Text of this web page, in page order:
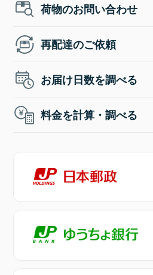
荷物のお問い合わせ
再配達のご依頼
お届け日数を調べる
料金を計算・調べる